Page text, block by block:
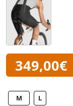
349,00€
M L